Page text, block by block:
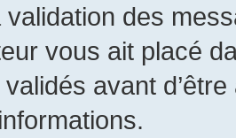
validation des
vous ait placé
avant